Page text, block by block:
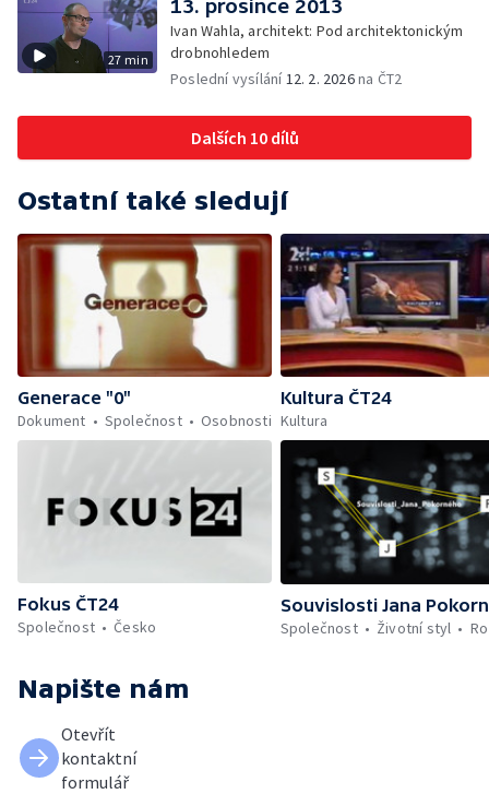
27 min
13. prosince 2013
Ivan Wahla, architekt: Pod architektonickým
drobnohledem
Poslední vysílání12. 2. 2026na ČT2
Dalších 10 dílů
Ostatní také sledují
Generace "0"
Dokument
Společnost Osobnosti
Kultura ČT24
Kultura
Fokus ČT24
Společnost
Česko
Souvislosti Jana
Společnost
Životní styl
Napište nám
Otevřít
kontaktní
formulář